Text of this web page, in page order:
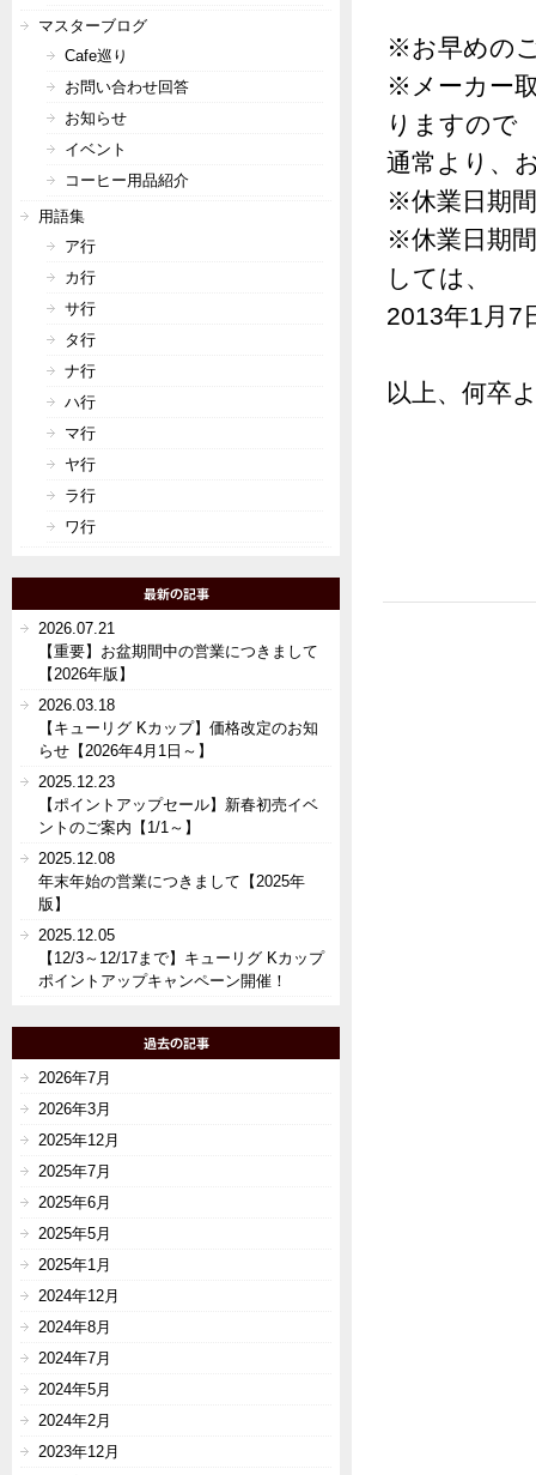
※お早めの
※メーカー
りますので
通常より、
※休業日期
※休業日期
しては、
2013年1月7
以上、何卒
マスターブログ
Cafe巡り
お問い合わせ回答
お知らせ
イベント
コーヒー用品紹介
用語集
ア行
カ行
サ行
タ行
ナ行
ハ行
マ行
ヤ行
ラ行
ワ行
2026.07.21
【重要】お盆期間中の営業につきまして
【2026年版】
2026.03.18
【キューリグ Kカップ】価格改定のお知
らせ【2026年4月1日～】
2025.12.23
【ポイントアップセール】新春初売イベ
ントのご案内【1/1～】
2025.12.08
年末年始の営業につきまして【2025年
版】
2025.12.05
【12/3～12/17まで】キューリグ Kカップ
ポイントアップキャンペーン開催！
2026年7月
2026年3月
2025年12月
2025年7月
2025年6月
2025年5月
2025年1月
2024年12月
2024年8月
2024年7月
2024年5月
2024年2月
2023年12月